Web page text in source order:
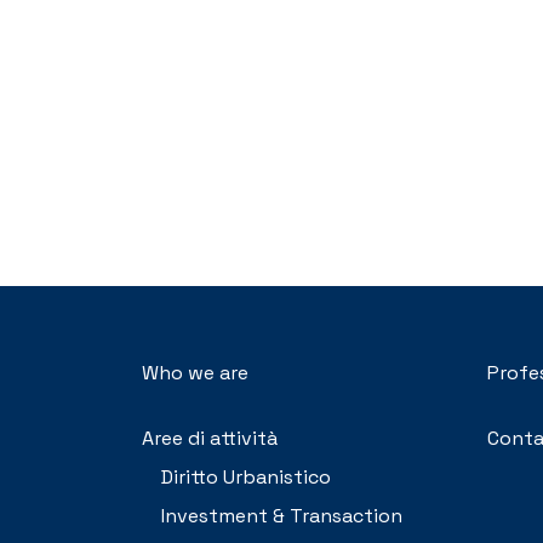
Who we are
Aree di attività
Diritto Urbanistico
Investment & Transaction